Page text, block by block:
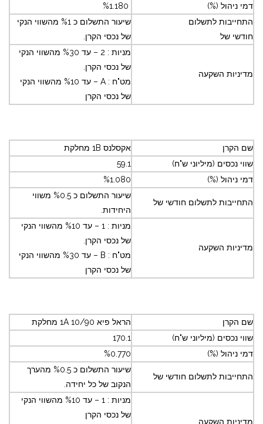
דמי ניהול (%)
התחייבות לתשלום
חודשי של
שיעור התשלום כ %1 מהשווי הנקי
של נכסי הקרן.
מדיניות השקעה
מניות : 2 – עד %30 מהשווי הנקי
של נכסי הקרן.
מט"ח : A – עד %10 מהשווי הנקי
של נכסי הקרן
שם הקרן
אקסלנס 1B מחלקת
שווי נכסים (מיליוני ש"ח)
59.1
דמי ניהול (%)
%1.080
התחייבות לתשלום חודשי של
שיעור התשלום כ %0.5 משווי
היחידות.
מדיניות השקעה
מניות : 1 – עד %10 מהשווי הנקי
של נכסי הקרן.
מט"ח : B – עד %30 מהשווי הנקי
של נכסי הקרן
שם הקרן
הראל פיא 1A 10/90 מחלקת
שווי נכסים (מיליוני ש"ח)
170.1
דמי ניהול (%)
%0.770
התחייבות לתשלום חודשי של
שיעור התשלום כ %0.5 מהערך
הנקוב של כל יחידה.
מדיניות השקעה
מניות : 1 – עד %10 מהשווי הנקי
של נכסי הקרן